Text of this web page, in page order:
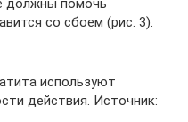
должны помочь
со сбоем (рис. 3).
используют
действия. Источник: